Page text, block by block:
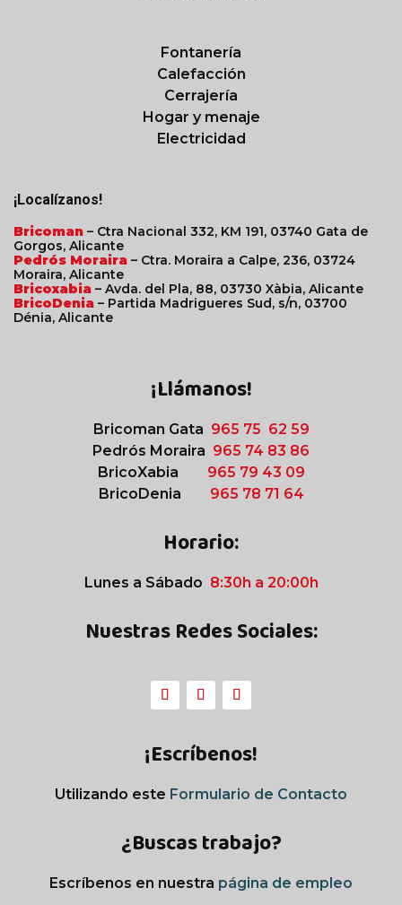
Fontanería
Calefacción
Cerrajería
Hogar y menaje
Electricidad
¡Localízanos!
Bricoman – Ctra Nacional 332, KM 191, 03740 Gata de
Gorgos, Alicante
Pedrós Moraira – Ctra. Moraira a Calpe, 236, 03724
Moraira, Alicante
Bricoxabia – Avda. del Pla, 88, 03730 Xàbia, Alicante
BricoDenia – Partida Madrigueres Sud, s/n, 03700
Dénia, Alicante
¡Llámanos!
Bricoman Gata 965 75 62 59
Pedrós Moraira 965 74 83 86
BricoXabia
965 79 43 09
BricoDenia
965 78 71 64
Horario:
Lunes a Sábado 8:30h a 20:00h
Nuestras Redes Sociales:
¡Escríbenos!
Utilizando este Formulario de Contacto
¿Buscas trabajo?
Escríbenos en nuestra página de empleo